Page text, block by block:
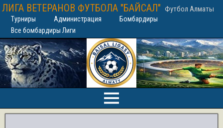
ЛИГА ВЕТЕРАНОВ ФУТБОЛА "БАЙСАЛ" Футбол Алматы
Турниры Администрация
Бомбардиры
Все бомбардиры Лиги